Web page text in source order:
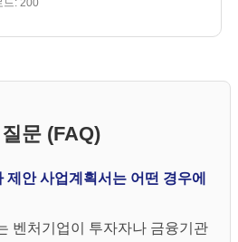
드: 200
문 (FAQ)
제안 사업계획서는 어떤 경우에
벤처기업이 투자자나 금융기관